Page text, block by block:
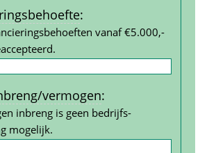
:
vanaf €5.000,-
vermogen:
inbreng is geen bedrijfs­
mogelijk.